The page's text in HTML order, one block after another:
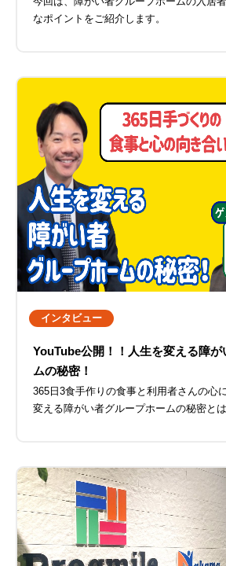
なポイントをご紹介します。
インタビュー
YouTube公開！！人生を変える障
ムの秘密！
365日3食手作りの食事と利用者さんの心
変える障がい者グループホームの秘密と